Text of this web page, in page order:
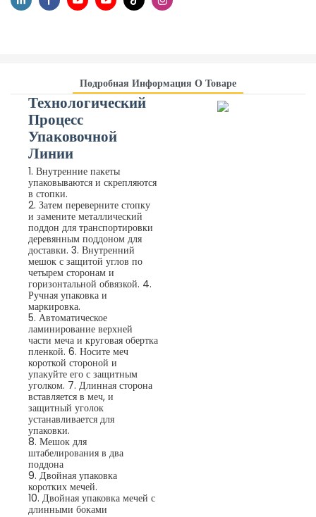
Подробная Информация О Товаре
Технологический
Процесс
Упаковочной
Линии
1. Внутренние пакеты
упаковываются и скрепляются
в стопки.
2. Затем переверните стопку
и замените металлический
поддон для транспортировки
деревянным поддоном для
доставки. 3. Внутренний
мешок с защитой углов по
четырем сторонам и
горизонтальной обвязкой. 4.
Ручная упаковка и
маркировка.
5. Автоматическое
ламинирование верхней
части меча и круговая обертка
пленкой. 6. Носите меч
короткой стороной и
упакуйте его с защитным
уголком. 7. Длинная сторона
вставляется в меч, и
защитный уголок
устанавливается для
упаковки.
8. Мешок для
штабелирования в два
поддона
9. Двойная упаковка
коротких мечей.
10. Двойная упаковка мечей с
длинными боками